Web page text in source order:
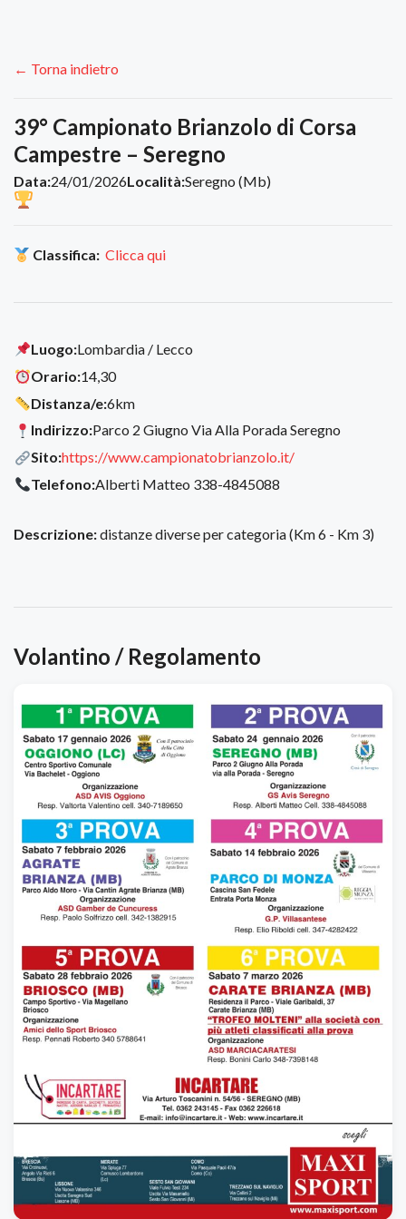
← Torna indietro
39° Campionato Brianzolo di Corsa
Campestre – Seregno
Data:24/01/2026Località:Seregno (Mb)
Classifica: Clicca qui
Luogo:Lombardia / Lecco
Orario:14,30
Distanza/e:6km
Indirizzo:Parco 2 Giugno Via Alla Porada Seregno
Sito:https://www.campionatobrianzolo.it/
Telefono:Alberti Matteo 338-4845088
Descrizione:distanze diverse per categoria (Km 6 - Km 3)
Volantino / Regolamento